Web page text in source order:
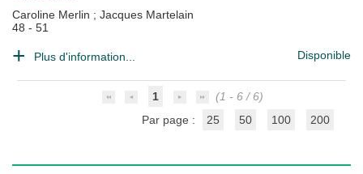
Caroline Merlin ; Jacques Martelain
48 - 51
Plus d'information... Disponible
1
(1 - 6 / 6)
Par page :
25 50 100 200